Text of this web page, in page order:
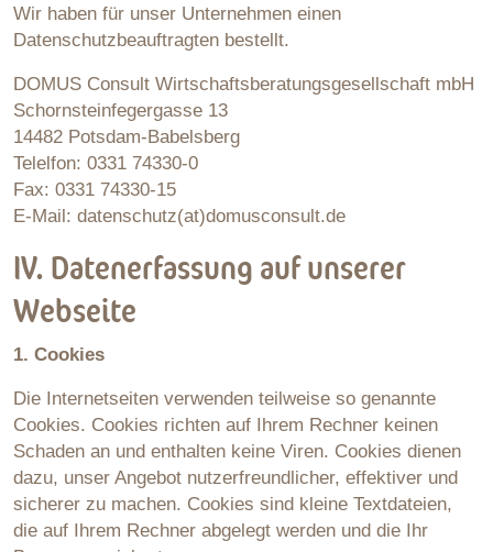
Wir haben für unser Unternehmen einen
Datenschutzbeauftragten bestellt.
DOMUS Consult Wirtschaftsberatungsgesellschaft mbH
Schornsteinfegergasse 13
14482 Potsdam-Babelsberg
Telelfon: 0331 74330-0
Fax: 0331 74330-15
E-Mail: datenschutz(at)domusconsult.de
IV. Datenerfassung auf unserer
Webseite
1. Cookies
Die Internetseiten verwenden teilweise so genannte
Cookies. Cookies richten auf Ihrem Rechner keinen
Schaden an und enthalten keine Viren. Cookies dienen
dazu, unser Angebot nutzerfreundlicher, effektiver und
sicherer zu machen. Cookies sind kleine Textdateien,
die auf Ihrem Rechner abgelegt werden und die Ihr